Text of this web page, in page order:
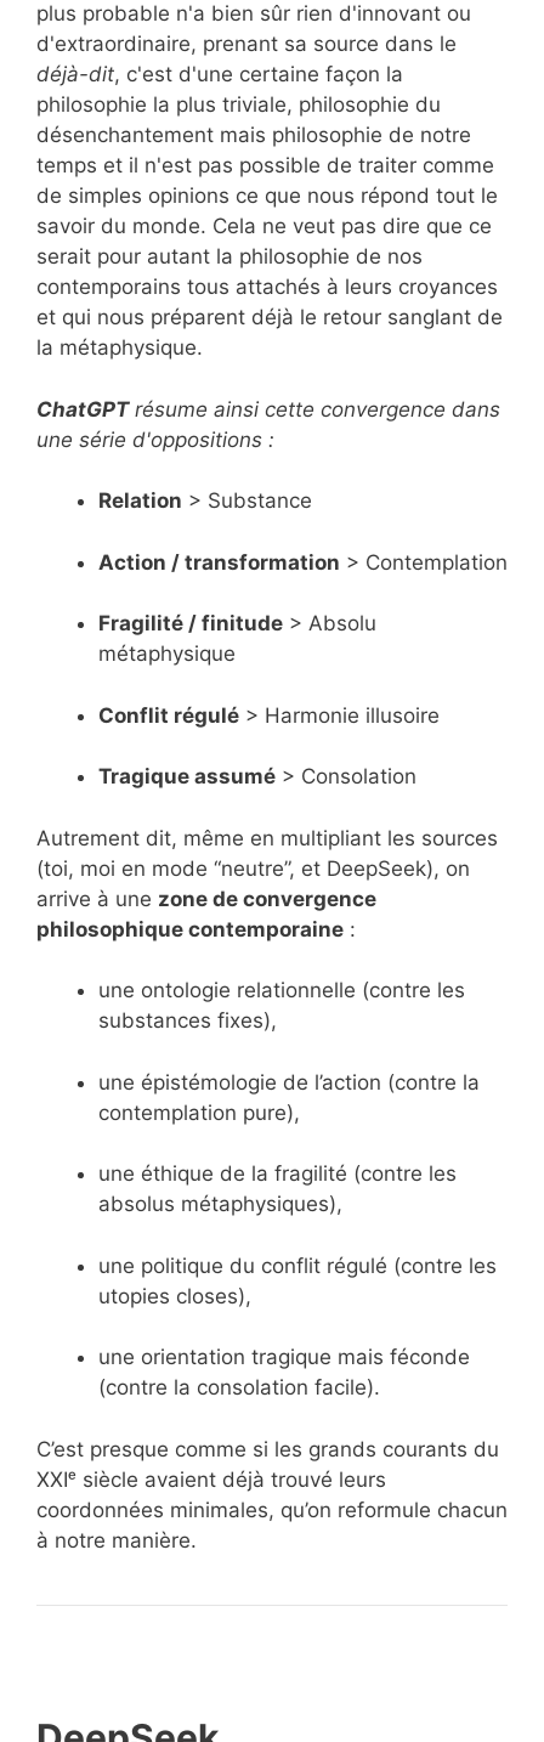
plus probable n'a bien sûr rien d'innovant ou
d'extraordinaire, prenant sa source dans le
déjà-dit, c'est d'une certaine façon la
philosophie la plus triviale, philosophie du
désenchantement mais philosophie de notre
temps et il n'est pas possible de traiter comme
de simples opinions ce que nous répond tout le
savoir du monde. Cela ne veut pas dire que ce
serait pour autant la philosophie de nos
contemporains tous attachés à leurs croyances
et qui nous préparent déjà le retour sanglant de
la métaphysique.
ChatGPTrésume ainsi cette convergence dans
une série d'oppositions :
Relation > Substance
Action / transformation > Contemplation
Fragilité / finitude > Absolu
métaphysique
Conflit régulé > Harmonie illusoire
Tragique assumé > Consolation
Autrement dit, même en multipliant les sources
(toi, moi en mode “neutre”, et DeepSeek), on
arrive à une zone de convergence
philosophique contemporaine :
une ontologie relationnelle (contre les
substances fixes),
une épistémologie de l’action (contre la
contemplation pure),
une éthique de la fragilité (contre les
absolus métaphysiques),
une politique du conflit régulé (contre les
utopies closes),
une orientation tragique mais féconde
(contre la consolation facile).
C’est presque comme si les grands courants du
XXIᵉ siècle avaient déjà trouvé leurs
coordonnées minimales, qu’on reformule chacun
à notre manière.